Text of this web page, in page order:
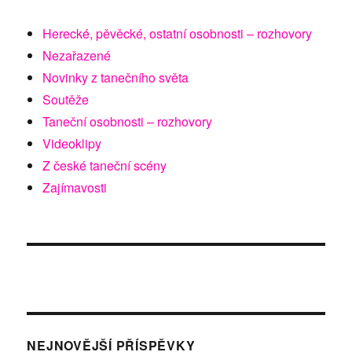
Herecké, pěvěcké, ostatní osobnosti – rozhovory
Nezařazené
Novinky z tanečního světa
Soutěže
Taneční osobnosti – rozhovory
Videoklipy
Z české taneční scény
Zajímavosti
NEJNOVĚJŠÍ PŘÍSPĚVKY